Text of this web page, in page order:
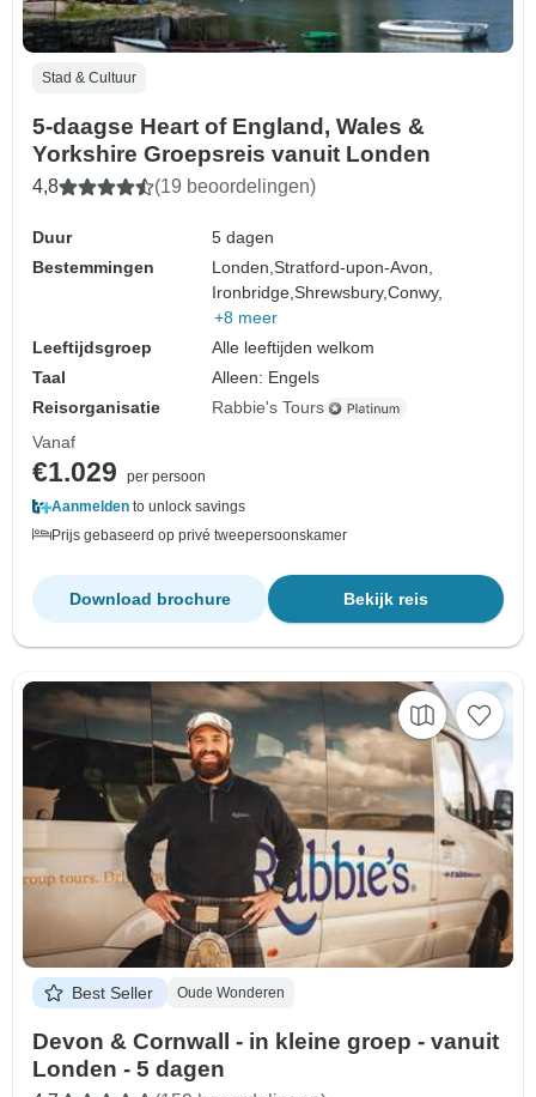
Stad & Cultuur
5-daagse Heart of England, Wales &
Yorkshire Groepsreis vanuit Londen
4,8 (19 beoordelingen)
Duur
5 dagen
Bestemmingen
Londen,Stratford-upon-Avon,
Ironbridge,Shrewsbury,Conwy,
+8 meer
Leeftijdsgroep
Alle leeftijden welkom
Taal
Alleen: Engels
Reisorganisatie
Rabbie's Tours
Vanaf
€1.029
per persoon
Aanmelden to unlock savings
Prijs gebaseerd op privé tweepersoonskamer
Bekijk reis
Download brochure
Best Seller Oude Wonderen
Devon & Cornwall - in kleine groep - vanuit
Londen - 5 dagen